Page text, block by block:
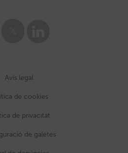
Avís legal
de cookies
de privacitat
de galetes